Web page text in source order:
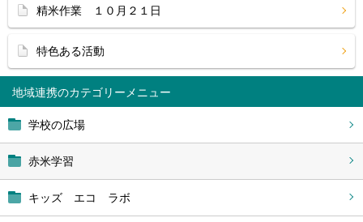
地域連携
学校の広場
赤米学習
キッズ エコ ラボ
精米作業 １０月２１日
特色ある活動